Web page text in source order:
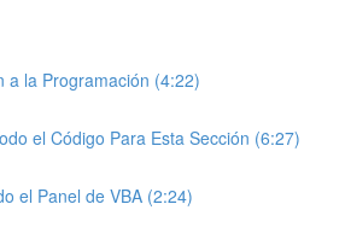
a la Programación (4:22)
el Código Para Esta Sección (6:27)
el Panel de VBA (2:24)